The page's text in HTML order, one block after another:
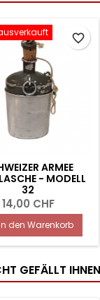
ARMEE
- MODELL
32
14,00 CHF
In den Warenkorb
favorite_border
GEFÄLLT